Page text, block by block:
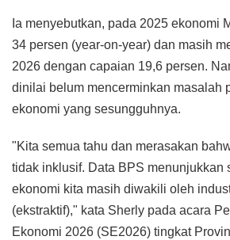
Ia menyebutkan, pada 2025 ekonomi
34 persen (year-on-year) dan masih
2026 dengan capaian 19,6 persen.
dinilai belum mencerminkan masalah
ekonomi yang sesungguhnya.
​"Kita semua tahu dan merasakan
tidak inklusif. Data BPS menunjukkan
ekonomi kita masih diwakili oleh
(ekstraktif)," kata Sherly pada acara
Ekonomi 2026 (SE2026) tingkat